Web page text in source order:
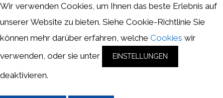
Wir verwenden Cookies, um Ihnen das beste Erlebnis auf
unserer Website zu bieten. Siehe Cookie-Richtlinie Sie
können mehr darüber erfahren, welche Cookies wir
verwenden, oder sie unter
EINSTELLUNGEN
deaktivieren.